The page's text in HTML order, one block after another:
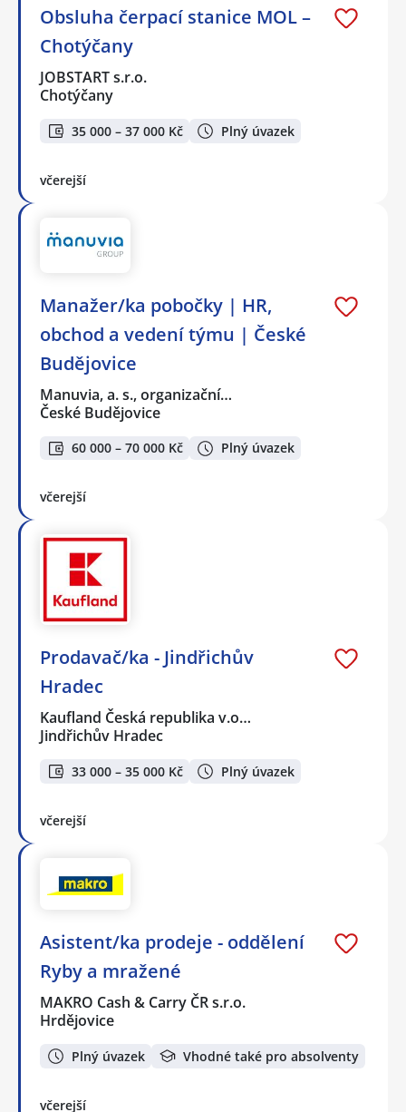
Obsluha čerpací stanice MOL –
Chotýčany
JOBSTART s.r.o.
Chotýčany
35 000 – 37 000 Kč Plný úvazek
včerejší
Manažer/ka pobočky | HR,
obchod a vedení týmu | České
Budějovice
Manuvia, a. s., organizační…
České Budějovice
60 000 – 70 000 Kč Plný úvazek
včerejší
Prodavač/ka - Jindřichův
Hradec
Kaufland Česká republika v.o…
Jindřichův Hradec
33 000 – 35 000 Kč Plný úvazek
včerejší
Asistent/ka prodeje - oddělení
Ryby a mražené
MAKRO Cash & Carry ČR s.r.o.
Hrdějovice
Plný úvazek Vhodné také pro absolventy
včerejší